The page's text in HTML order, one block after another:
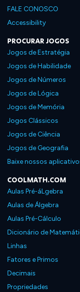
FALE CONOSCO
Accessibility
PROCURAR JOGOS
Jogos de Estratégia
Jogos de Habilidade
Jogos de Números
Jogos de Lógica
Jogos de Memória
Jogos Clássicos
Jogos de Ciência
Jogos de Geografia
Baixe nossos
COOLMATH.COM
Aulas Pré-áLgebra
Aulas de Álgebra
Aulas Pré-Cálculo
Dicionário de
Linhas
Fatores e Primos
Decimais
Propriedades